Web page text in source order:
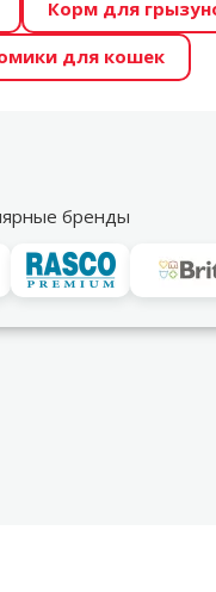
отличные цены на
Твой
Корм для
для кошек
бренды
Акции